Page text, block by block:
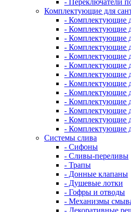
- Переключатели
Комплектующие для
- Комплектующие
- Комплектующие
- Комплектующие
- Комплектующие
- Комплектующие
- Комплектующие
- Комплектующие
- Комплектующие
- Комплектующие
- Комплектующие
- Комплектующие
- Комплектующие
- Комплектующие
Системы слива
- Сифоны
- Сливы-переливы
- Трапы
- Донные клапаны
- Душевые лотки
- Гофры и отводы
- Механизмы
- Декоративные